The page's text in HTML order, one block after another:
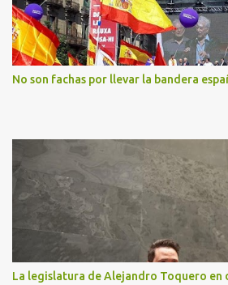
No son fachas por llevar la bandera
La legislatura de Alejandro Toquero en